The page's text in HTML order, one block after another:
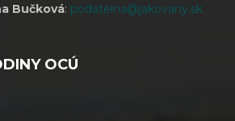
Bučková: podatelna@jakovany.sk
OCÚ